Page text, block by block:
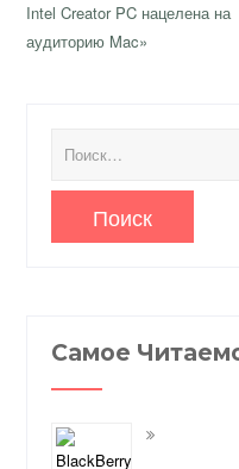
записям
post:
Intel Creator PC нацелена на
аудиторию Mac»
Самое